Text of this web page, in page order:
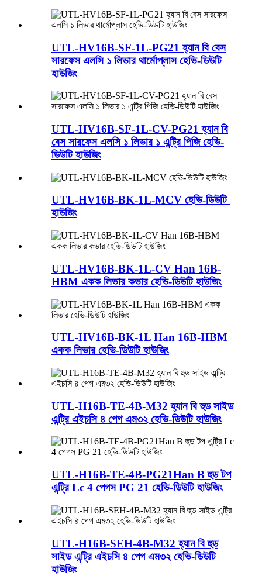
UTL-HV16B-SF-1L-PG21 হ্যান বি বেস
সারফেস এলসি ১ লিভার থার্মোপ্লাস হেভি-ডিউটি ​​
হাউজিং
UTL-HV16B-SF-1L-CV-PG21 হ্যান বি
বেস সারফেস এলসি ১ লিভার ১ এন্ট্রি পিজি হেভি-
ডিউটি ​​হাউজিং
UTL-HV16B-BK-1L-MCV হেভি-ডিউটি ​​
হাউজিং
UTL-HV16B-BK-1L-CV Han 16B-
HBM একক লিভার কভার হেভি-ডিউটি ​​হাউজিং
UTL-HV16B-BK-1L Han 16B-HBM
একক লিভার হেভি-ডিউটি ​​হাউজিং
UTL-H16B-TE-4B-M32 হ্যান বি হুড সাইড
এন্ট্রি এইচসি ৪ পেগ এম৩২ হেভি-ডিউটি ​​হাউজিং
UTL-H16B-TE-4B-PG21Han B হুড টপ
এন্ট্রি Lc 4 পেগস PG 21 হেভি-ডিউটি ​​হাউজিং
UTL-H16B-SEH-4B-M32 হ্যান বি হুড
সাইড এন্ট্রি এইচসি ৪ পেগ এম৩২ হেভি-ডিউটি ​​
হাউজিং